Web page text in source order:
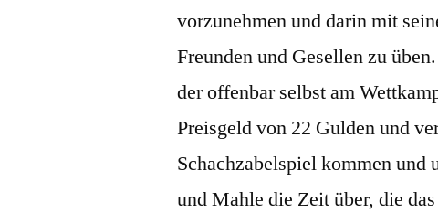
vorzunehmen und darin mit
Freunden und Gesellen zu
der offenbar selbst am
Preisgeld von 22 Gulden und
Schachzabelspiel kommen
und Mahle die Zeit über, die